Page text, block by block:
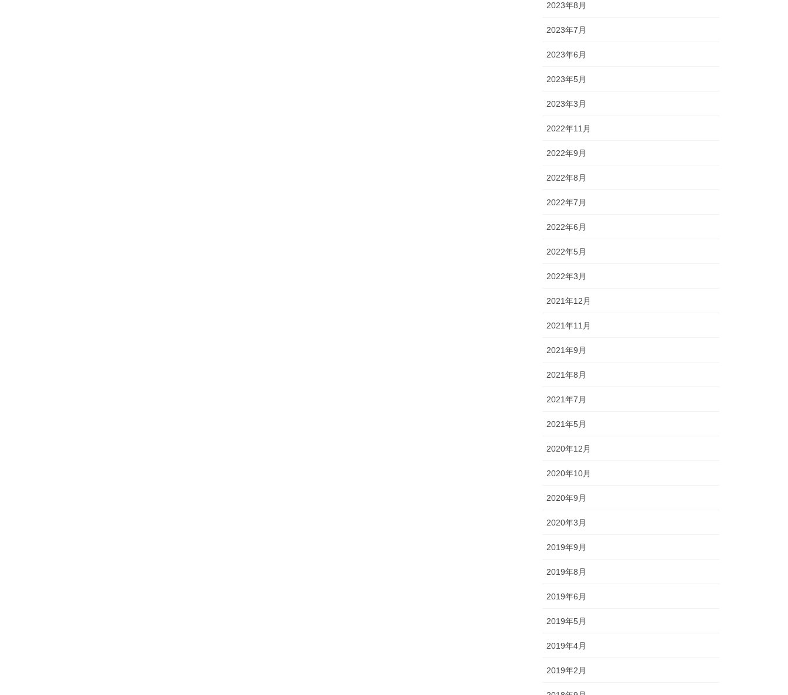
2023年8月
2023年7月
2023年6月
2023年5月
2023年3月
2022年11月
2022年9月
2022年8月
2022年7月
2022年6月
2022年5月
2022年3月
2021年12月
2021年11月
2021年9月
2021年8月
2021年7月
2021年5月
2020年12月
2020年10月
2020年9月
2020年3月
2019年9月
2019年8月
2019年6月
2019年5月
2019年4月
2019年2月